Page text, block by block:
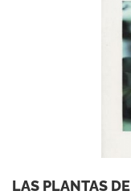
LAS PLANTAS